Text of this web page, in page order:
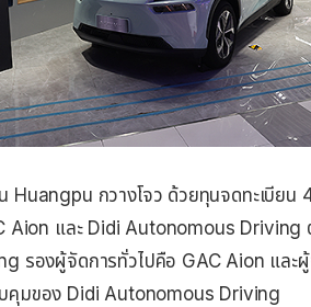
กวางโจว ด้วยทุนจดทะเบียน
Aion และ Didi Autonomous
รองผู้จัดการทั่วไปคือ GAC Aion และ
คุมของ Didi Autonomous Driving